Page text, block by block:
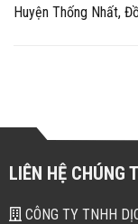
Huyện Thống Nhất,
LIÊN HỆ CHÚNG
CÔNG TY TNHH